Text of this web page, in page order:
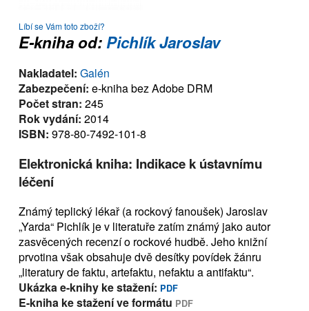
Líbí se Vám toto zboží?
E-kniha od:Pichlík Jaroslav
Nakladatel: Galén
Zabezpečení: e-kniha bez Adobe DRM
Počet stran: 245
Rok vydání: 2014
ISBN: 978-80-7492-101-8
Elektronická kniha: Indikace k ústavnímu
léčení
Známý teplický lékař (a rockový fanoušek) Jaroslav
„Yarda“ Pichlík je v literatuře zatím známý jako autor
zasvěcených recenzí o rockové hudbě. Jeho knižní
prvotina však obsahuje dvě desítky povídek žánru
„literatury de faktu, artefaktu, nefaktu a antifaktu“.
Ukázka e-knihy ke stažení: PDF
E-kniha ke stažení ve formátu PDF